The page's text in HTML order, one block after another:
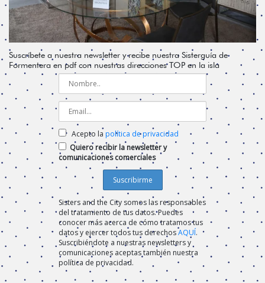
Suscríbete a nuestra newsletter y recibe nuestra Sisterguía de
Formentera en pdf con nuestras direcciones TOP en la isla
Acepto la política de privacidad
Quiero recibir la newsletter y
comunicaciones comerciales
Sisters and the City somos las responsables
del tratamiento de tus datos. Puedes
conocer más acerca de cómo tratamos tus
datos y ejercer todos tus derechosAQUÍ.
Suscribiéndote a nuestras newsletters y
comunicaciones aceptas también nuestra
política de privacidad.